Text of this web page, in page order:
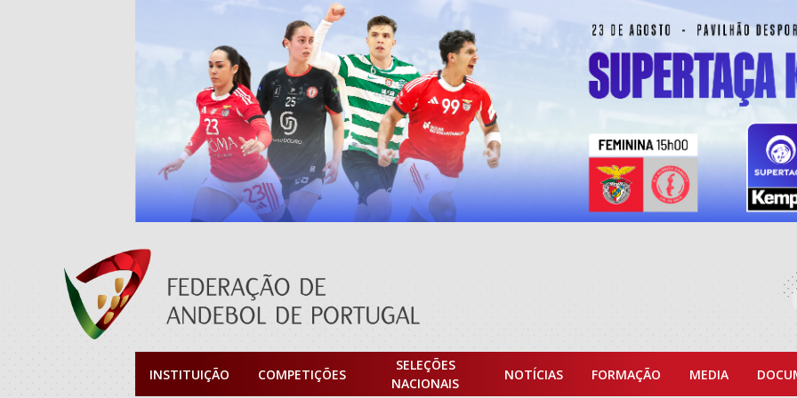
INSTITUIÇÃO COMPETIÇÕES
SELEÇÕES
NACIONAIS
NOTÍCIAS FORMAÇÃO MEDIA